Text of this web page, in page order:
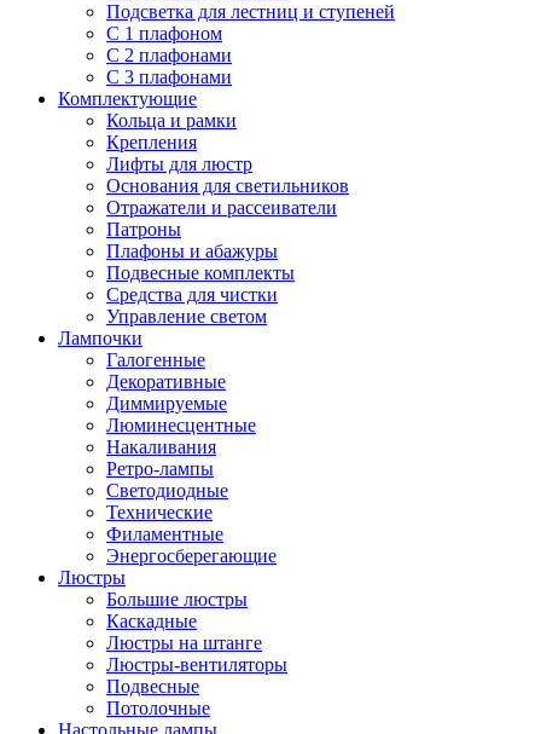
Подсветка для лестниц и ступеней
С 1 плафоном
С 2 плафонами
С 3 плафонами
Комплектующие
Кольца и рамки
Крепления
Лифты для люстр
Основания для светильников
Отражатели и рассеиватели
Патроны
Плафоны и абажуры
Подвесные комплекты
Средства для чистки
Управление светом
Лампочки
Галогенные
Декоративные
Диммируемые
Люминесцентные
Накаливания
Ретро-лампы
Светодиодные
Технические
Филаментные
Энергосберегающие
Люстры
Большие люстры
Каскадные
Люстры на штанге
Люстры-вентиляторы
Подвесные
Потолочные
Настольные лампы